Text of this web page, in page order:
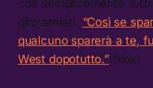
che semplicemente tutti
giro armati. “Così se
qualcuno sparerà a te,
West dopotutto.”(Vox)